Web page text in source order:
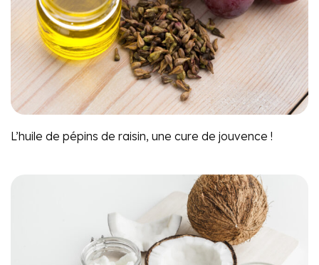
L’huile de pépins de raisin, une cure de jouvence !